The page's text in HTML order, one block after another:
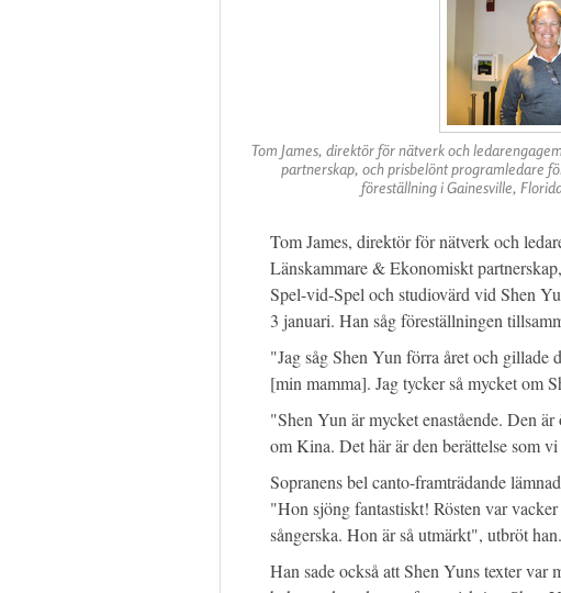
Tom James, direktör för nätverk och
partnerskap, och prisbelönt programledare
föreställning i Gainesville,
Tom James, direktör för nätverk och
Länskammare & Ekonomiskt
Spel-vid-Spel och studiovärd vid Shen
3 januari. Han såg föreställningen
"Jag såg Shen Yun förra året och
[min mamma]. Jag tycker så mycket om
"Shen Yun är mycket enastående. Den
om Kina. Det här är den berättelse som
Sopranens bel canto-framträdande
"Hon sjöng fantastiskt! Rösten var
sångerska. Hon är så utmärkt", utbröt han.
Han sade också att Shen Yuns texter var